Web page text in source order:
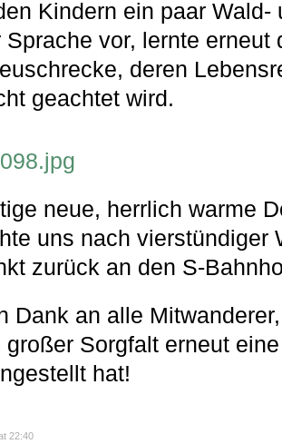
Kindern ein paar
Sprache vor, lernte
deren
geachtet wird.
neue, herrlich warme
uns nach vierstündiger
zurück an den S-
Dank an alle
großer Sorgfalt erneut
hat!
22:40